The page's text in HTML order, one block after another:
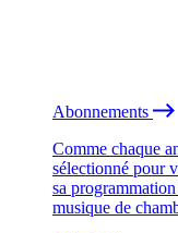
Abonnements
Comme chaque
sélectionné pour
sa
musique de